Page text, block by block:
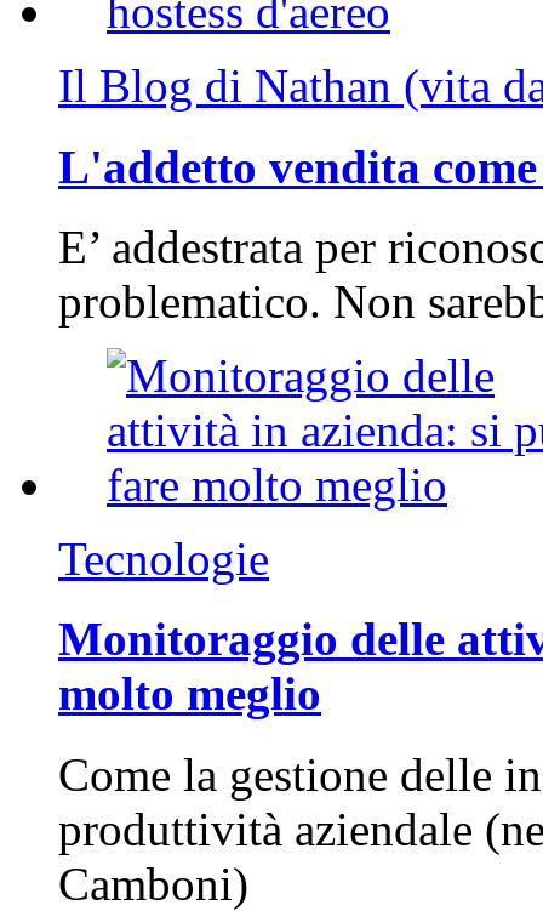
Il Blog di Nathan (vita
L'addetto vendita
E’ addestrata per
problematico. Non
Tecnologie
Monitoraggio delle
molto meglio
Come la gestione delle
produttività aziendale
Camboni)